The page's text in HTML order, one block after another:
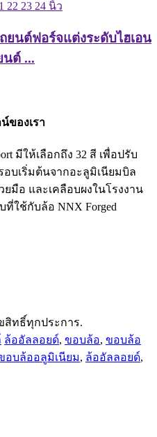
ยนต์ฟอร์จแต่งระดับไฮเอน
นต์ ...
ของเรา
มีให้เลือกถึง 32 สี เพื่อปรับ
บเริ่มต้นจากอะลูมิเนียมบิล
ยมือ และเคลือบผงในโรงงาน
ที่ใช้กับล้อ NNX Forged
สิทธิ์ทุกประการ.
ล้ออัลลอยด์, ขอบล้อ, ขอบล้อ
อบล้ออลูมิเนียม, ล้ออัลลอยด์,